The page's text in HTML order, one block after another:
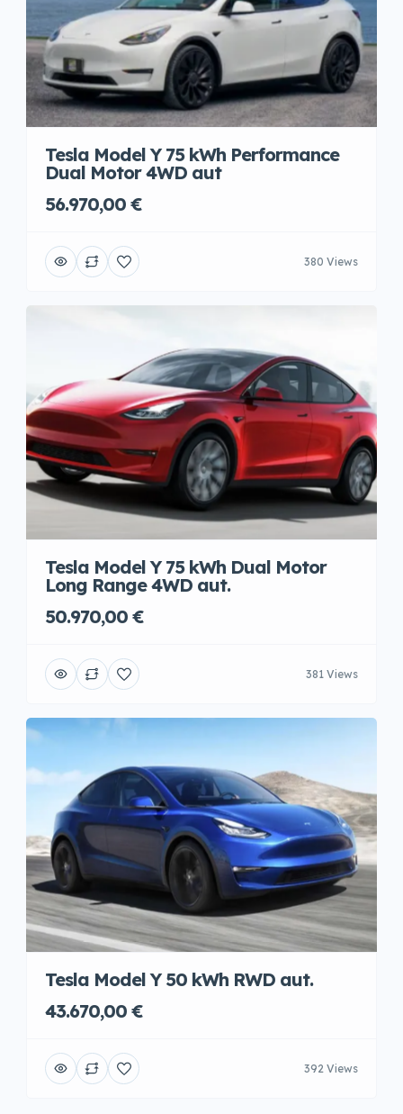
Tesla Model Y 75 kWh Performance
Dual Motor 4WD aut
56.970,00 €
380 Views
Tesla Model Y 75 kWh Dual Motor
Long Range 4WD aut.
50.970,00 €
381 Views
Tesla Model Y 50 kWh RWD aut.
43.670,00 €
392 Views